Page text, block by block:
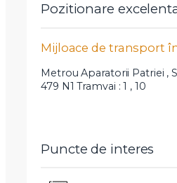
Pozitionare
Mijloace de transport
Metrou Aparatorii Patriei ,
479 N1 Tramvai : 1 , 10
Puncte de interes